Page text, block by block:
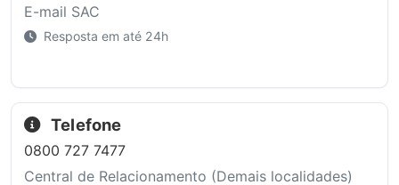
E-mail SAC
Resposta em até 24h
Telefone
0800 727 7477
Central de Relacionamento (Demais localidades)